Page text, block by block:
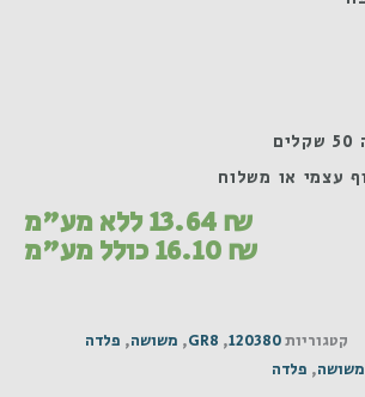
עצמי או משלוח
13.64₪ ללא מע"מ
16.10₪ כולל מע"מ
קטגוריות120380
,
GR8
, משושה, פלדה
משושה, פלדה